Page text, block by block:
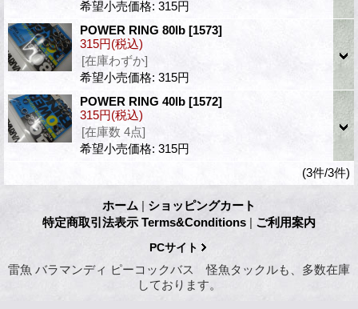
希望小売価格: 315円
POWER RING 80lb [1573]
315円(税込)
[在庫わずか]
希望小売価格: 315円
POWER RING 40lb [1572]
315円(税込)
[在庫数 4点]
希望小売価格: 315円
(3件/3件)
ホーム | ショッピングカート
特定商取引法表示 Terms&Conditions | ご利用案内
PCサイト
雷魚 バラマンディ ピーコックバス 怪魚タックルも、多数在庫
しております。